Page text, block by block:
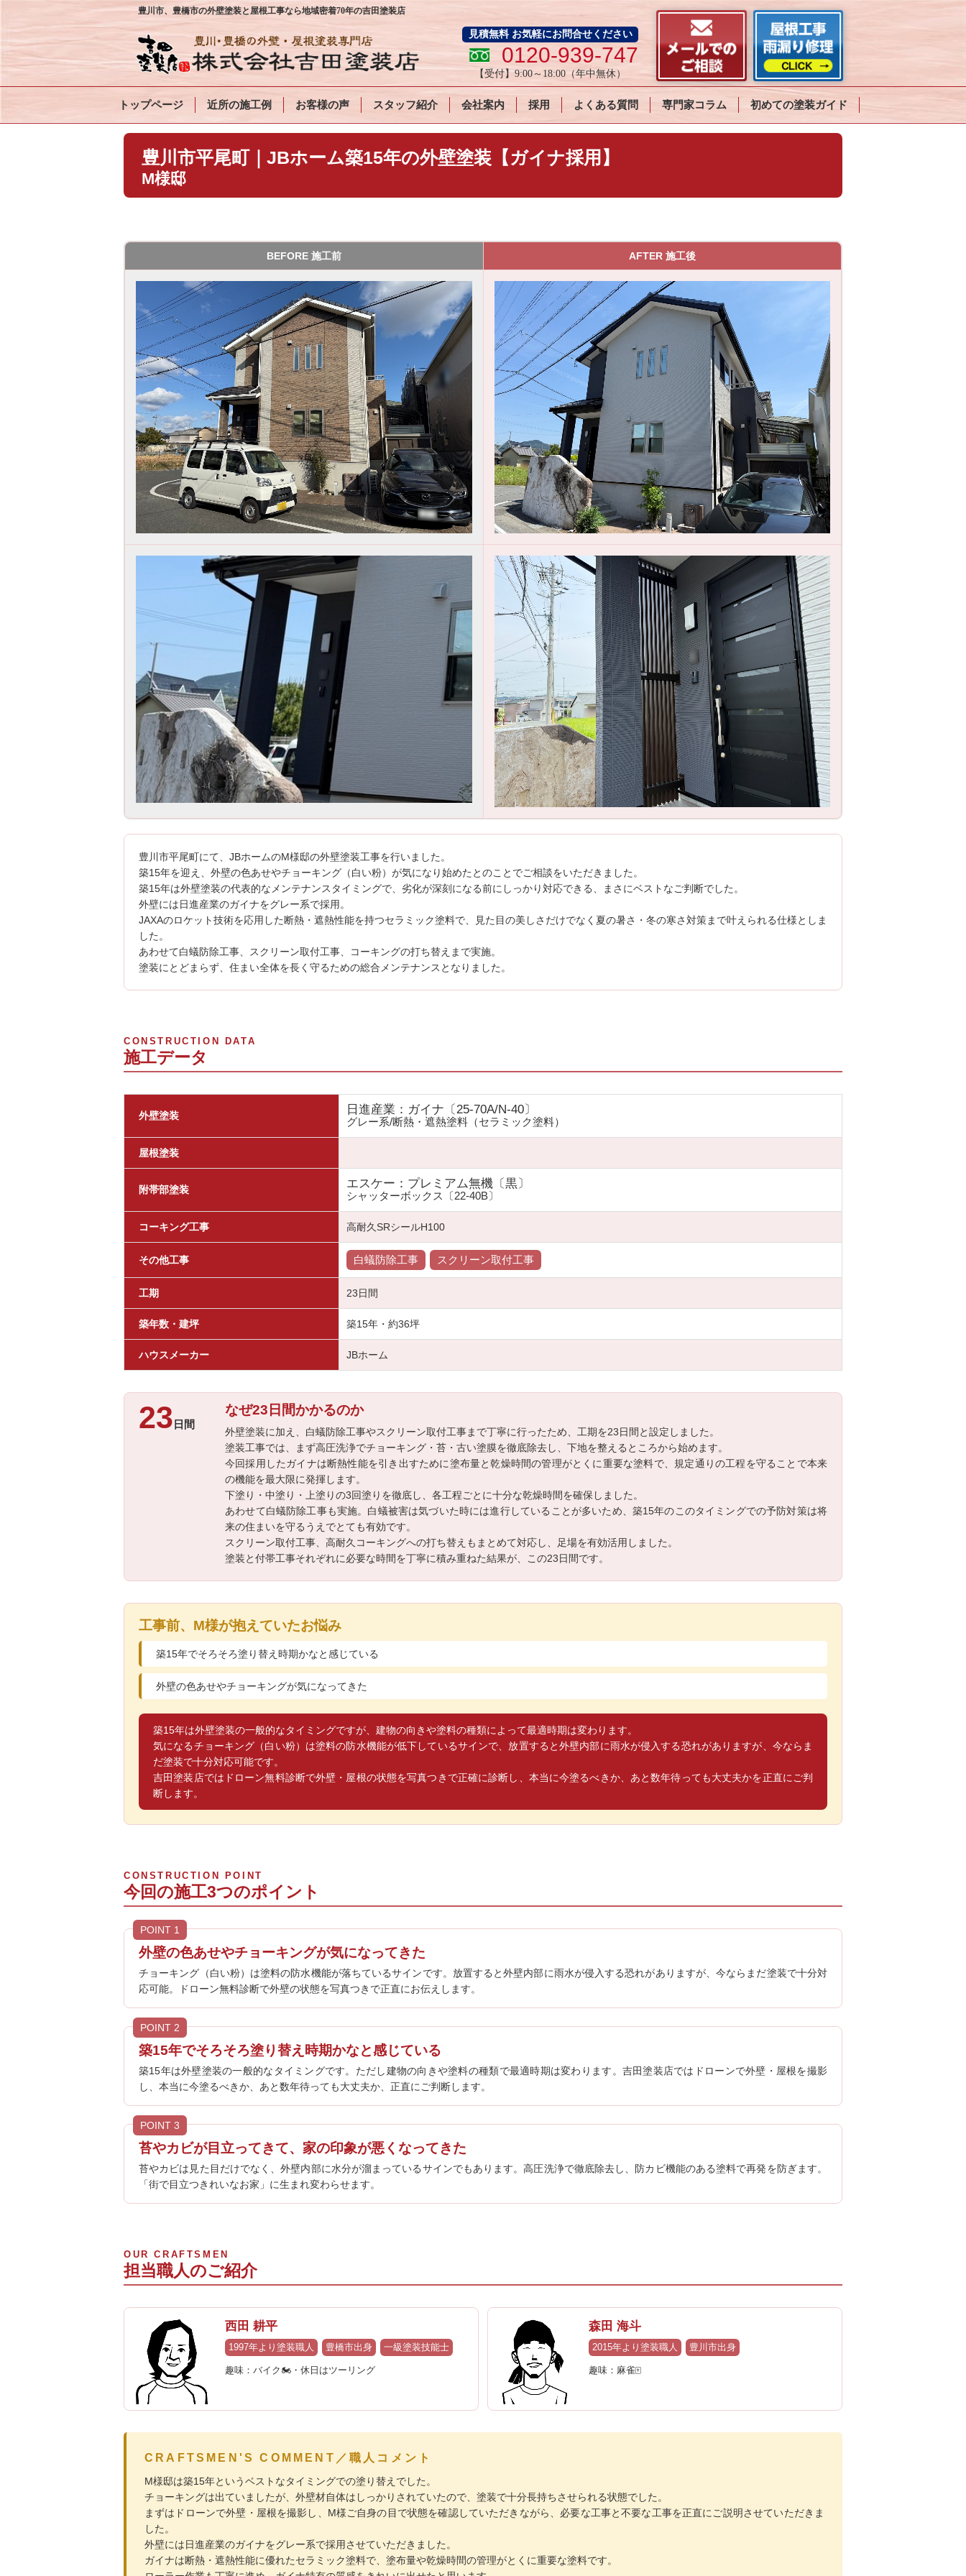
豊川市、豊橋市の外壁塗装と屋根工事なら地域密着70年の吉田塗装店
見積無料 お気軽にお問合せください
0120-939-747
【受付】9:00～18:00 （年中無休）
トップページ 近所の施工例 お客様の声 スタッフ紹介 会社案内 採用 よくある質問 専門家コラム 初めての塗装ガイド
豊川市平尾町｜JBホーム築15年の外壁塗装【ガイナ採用】
M様
BEFORE 施工前 AFTER 施工後
豊川市平尾町にて、JBホームのM様邸の外壁塗装工事を行いました。
築15年を迎え、外壁の色あせやチョーキング（白い粉）が気になり始めたとのことでご相談をいただきました。
築15年は外壁塗装の代表的なメンテナンスタイミングで、劣化が深刻になる前にしっかり対応できる、まさにベストなご判断でした。
外壁には日進産業のガイナをグレー系で採用。
JAXAのロケット技術を応用した断熱・遮熱性能を持つセラミック塗料で、見た目の美しさだけでなく夏の暑さ・冬の寒さ対策まで叶えられる仕様としま
した。
あわせて白蟻防除工事、スクリーン取付工事、コーキングの打ち替えまで実施。
塗装にとどまらず、住まい全体を長く守るための総合メンテナンスとなりました。
CONSTRUCTION DATA
施工データ
外壁塗装 日進産業：ガイナ〔25-70A/N-40〕
グレー系/断熱・遮熱塗料（セラミック塗料）
屋根塗装
附帯部塗装 エスケー：プレミアム無機〔黒〕
シャッターボックス〔22-40B〕
コーキング工事 高耐久SRシールH100
その他工事 白蟻防除工事 スクリーン取付工事
工期 23日間
築年数・建坪 築15年・約36坪
ハウスメーカー JBホーム
23 日間
なぜ23日間かかるのか
外壁塗装に加え、白蟻防除工事やスクリーン取付工事まで丁寧に行ったため、工期を23日間と設定しました。
塗装工事では、まず高圧洗浄でチョーキング・苔・古い塗膜を徹底除去し、下地を整えるところから始めます。
今回採用したガイナは断熱性能を引き出すために塗布量と乾燥時間の管理がとくに重要な塗料で、規定通りの工程を守ることで本来
の機能を最大限に発揮します。
下塗り・中塗り・上塗りの3回塗りを徹底し、各工程ごとに十分な乾燥時間を確保しました。
あわせて白蟻防除工事も実施。白蟻被害は気づいた時には進行していることが多いため、築15年のこのタイミングでの予防対策は将
来の住まいを守るうえでとても有効です。
スクリーン取付工事、高耐久コーキングへの打ち替えもまとめて対応し、足場を有効活用しました。
塗装と付帯工事それぞれに必要な時間を丁寧に積み重ねた結果が、この23日間です。
工事前、M様が抱えていたお悩み
築15年でそろそろ塗り替え時期かなと感じている
外壁の色あせやチョーキングが気になってきた
築15年は外壁塗装の一般的なタイミングですが、建物の向きや塗料の種類によって最適時期は変わります。
気になるチョーキング（白い粉）は塗料の防水機能が低下しているサインで、放置すると外壁内部に雨水が侵入する恐れがありますが、今ならま
だ塗装で十分対応可能です。
吉田塗装店ではドローン無料診断で外壁・屋根の状態を写真つきで正確に診断し、本当に今塗るべきか、あと数年待っても大丈夫かを正直にご判
断します。
CONSTRUCTION POINT
今回の施工3つのポイント
POINT 1
外壁の色あせやチョーキングが気になってきた
チョーキング（白い粉）は塗料の防水機能が落ちているサインです。放置すると外壁内部に雨水が侵入する恐れがありますが、今ならまだ塗装で十分対
応可能。ドローン無料診断で外壁の状態を写真つきで正直にお伝えします。
POINT 2
築15年でそろそろ塗り替え時期かなと感じている
築15年は外壁塗装の一般的なタイミングです。ただし建物の向きや塗料の種類で最適時期は変わります。吉田塗装店ではドローンで外壁・屋根を撮影
し、本当に今塗るべきか、あと数年待っても大丈夫か、正直にご判断します。
POINT 3
苔やカビが目立ってきて、家の印象が悪くなってきた
苔やカビは見た目だけでなく、外壁内部に水分が溜まっているサインでもあります。高圧洗浄で徹底除去し、防カビ機能のある塗料で再発を防ぎます。
「街で目立つきれいなお家」に生まれ変わらせます。
OUR CRAFTSMEN
担当職人のご紹介
西田 耕平
1997年より塗装職人 豊橋市出身 一級塗装技能士
趣味：バイク🏍・休日はツーリング
森田 海斗
2015年より塗装職人 豊川市出身
趣味：麻雀🀄
CRAFTSMEN'S COMMENT／職人コメント
M様邸は築15年というベストなタイミングでの塗り替えでした。
チョーキングは出ていましたが、外壁材自体はしっかりされていたので、塗装で十分長持ちさせられる状態でした。
まずはドローンで外壁・屋根を撮影し、M様ご自身の目で状態を確認していただきながら、必要な工事と不要な工事を正直にご説明させていただきま
した。
外壁には日進産業のガイナをグレー系で採用させていただきました。
ガイナは断熱・遮熱性能に優れたセラミック塗料で、塗布量や乾燥時間の管理がとくに重要な塗料です。